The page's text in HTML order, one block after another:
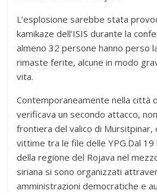
L’esplosione sarebbe stata
kamikaze dell’ISIS durante la
almeno 32 persone hanno perso
rimaste ferite, alcune in modo
vita.
Contemporaneamente nella città
verificava un secondo attacco,
frontiera del valico di Mursitpinar,
vittime tra le file delle YPG.Dal
della regione del Rojava nel
siriana si sono organizzati
amministrazioni democratiche e